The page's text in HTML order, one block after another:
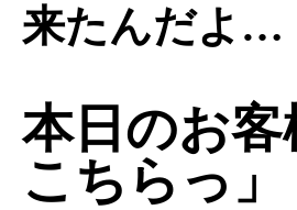
来たんだよ…
本日のお客
こちらっ」